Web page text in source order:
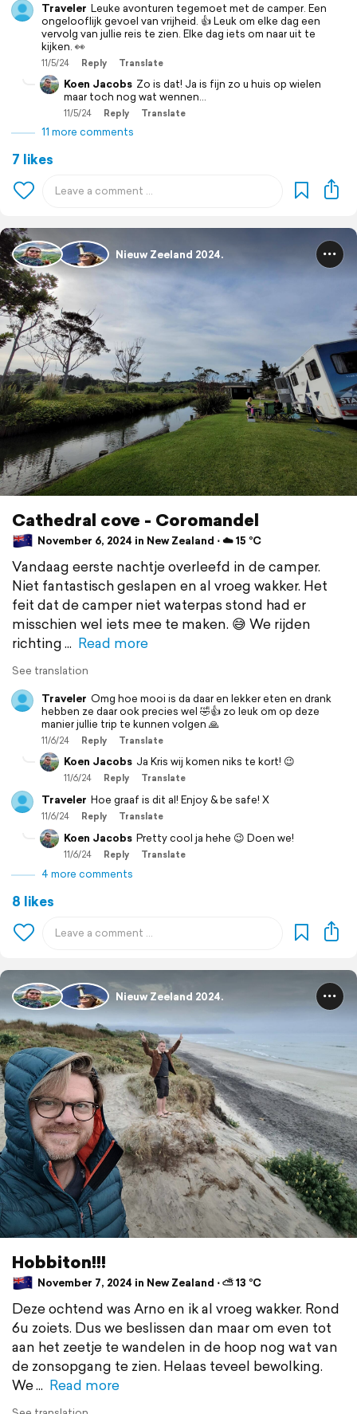
Traveler Leuke avonturen tegemoet met de camper. Een
ongelooflijk gevoel van vrijheid. 👍 Leuk om elke dag een
vervolg van jullie reis te zien. Elke dag iets om naar uit te
kijken. 👀
11/5/24 Reply Translate
Koen Jacobs Zo is dat! Ja is fijn zo u huis op wielen
maar toch nog wat wennen...
11/5/24 Reply Translate
11 more comments
7 likes
Nieuw Zeeland 2024.
Cathedral cove - Coromandel
November 6, 2024 in New Zealand ⋅ ☁️ 15 °C
Vandaag eerste nachtje overleefd in de camper.
Niet fantastisch geslapen en al vroeg wakker. Het
feit dat de camper niet waterpas stond had er
misschien wel iets mee te maken. 😅 We rijden
richting
Read more
See translation
Traveler Omg hoe mooi is da daar en lekker eten en drank
hebben ze daar ook precies wel 🤣👍 zo leuk om op deze
manier jullie trip te kunnen volgen 🙏
11/6/24 Reply Translate
Koen Jacobs Ja Kris wij komen niks te kort! 😉
11/6/24 Reply Translate
Traveler Hoe graaf is dit al! Enjoy & be safe! X
11/6/24 Reply Translate
Koen Jacobs Pretty cool ja hehe 😉 Doen we!
11/6/24 Reply Translate
4 more comments
8 likes
Nieuw Zeeland 2024.
Hobbiton!!!
November 7, 2024 in New Zealand ⋅ ⛅ 13 °C
Deze ochtend was Arno en ik al vroeg wakker. Rond
6u zoiets. Dus we beslissen dan maar om even tot
aan het zeetje te wandelen in de hoop nog wat van
de zonsopgang te zien. Helaas teveel bewolking.
We
Read more